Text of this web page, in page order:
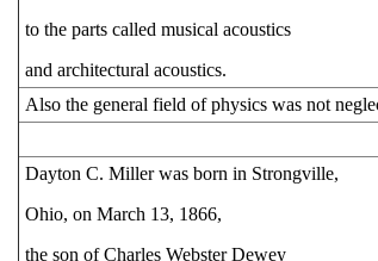
to the parts called musical acoustics
and architectural acoustics.
Also the general field of physics was not
Dayton C. Miller was born in Strongville,
Ohio, on March 13, 1866,
the son of Charles Webster Dewey